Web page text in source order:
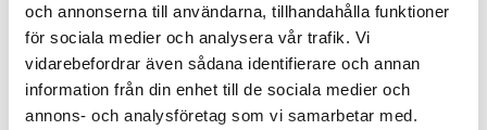
och annonserna till användarna, tillhandahålla funktioner
för sociala medier och analysera vår trafik. Vi
vidarebefordrar även sådana identifierare och annan
information från din enhet till de sociala medier och
annons- och analysföretag som vi samarbetar med.
Specifikation:
Material: Rostfritt stål
Mått: H x B x D: 145 x 28 x 33 cm
Vikt: 10 kg